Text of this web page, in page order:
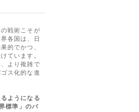
戦術こそが
各国は、日
的でかつ、
ています。
より複雑で
ス化的な進
ようになる
標準」のバ